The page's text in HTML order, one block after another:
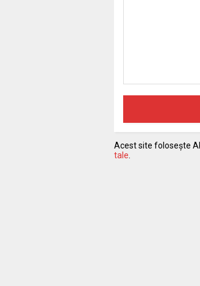
Acest site folosește
tale